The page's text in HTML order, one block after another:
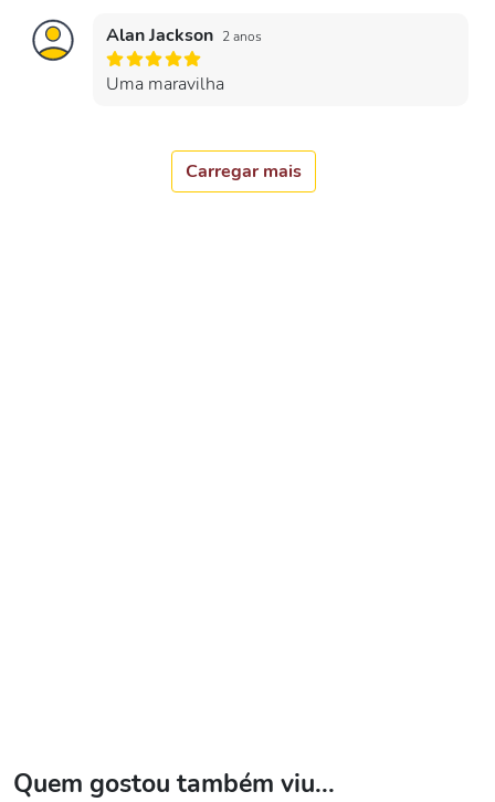
Alan Jackson 2 anos
Uma maravilha
Carregar mais
Quem gostou também viu...